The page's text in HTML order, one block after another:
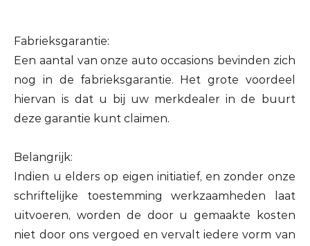
Fabrieksgarantie:
Een aantal van onze auto occasions bevinden zich
nog in de fabrieksgarantie. Het grote voordeel
hiervan is dat u bij uw merkdealer in de buurt
deze garantie kunt claimen.
Belangrijk:
Indien u elders op eigen initiatief, en zonder onze
schriftelijke toestemming werkzaamheden laat
uitvoeren, worden de door u gemaakte kosten
niet door ons vergoed en vervalt iedere vorm van